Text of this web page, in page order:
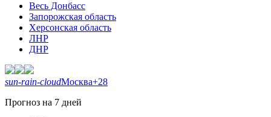
Весь Донбасс
Запорожская область
Херсонская область
ЛНР
ДНР
sun-rain-cloudМосква+28
Прогноз на 7 дней